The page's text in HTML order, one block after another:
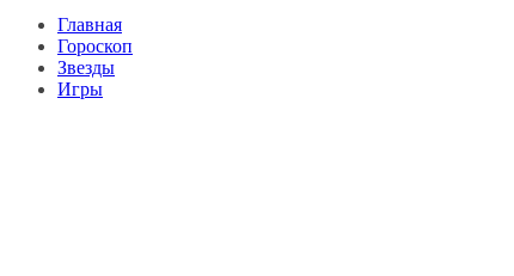
Главная
Гороскоп
Звезды
Игры